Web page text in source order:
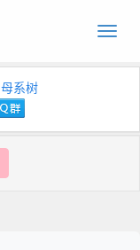
Toggle
母系树